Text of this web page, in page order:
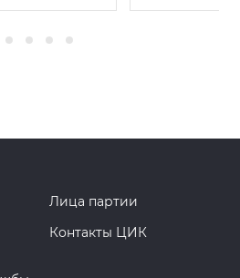
Лица партии
Контакты ЦИК